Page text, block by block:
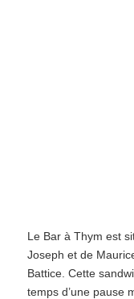
Le Bar à Thym est
Joseph et de
Battice. Cette
temps d’une pause